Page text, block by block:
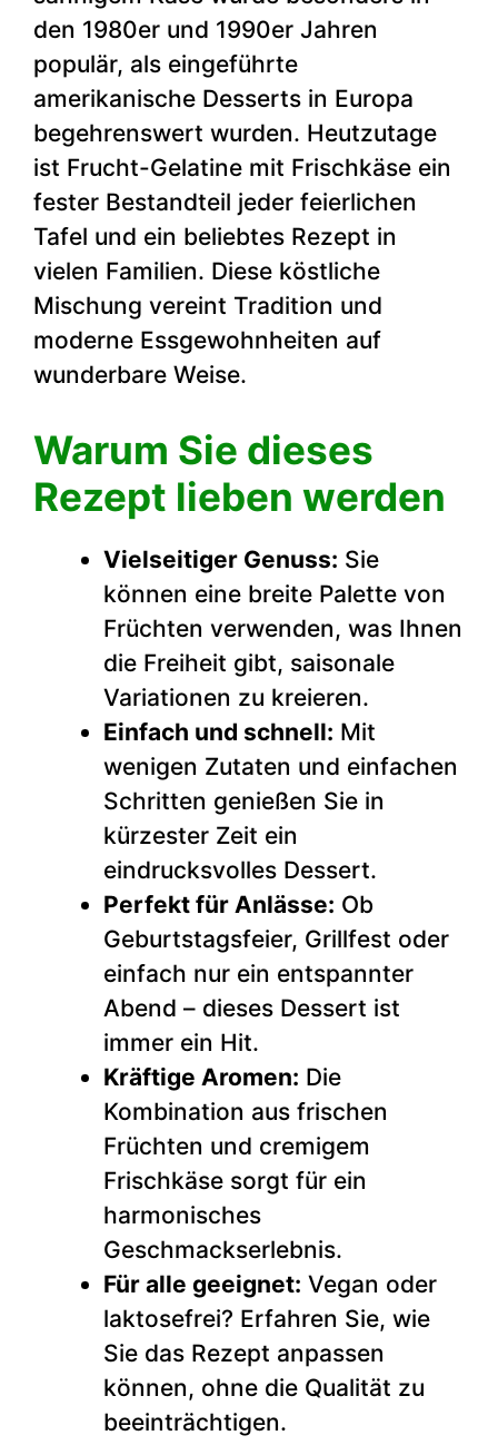
den 1980er und 1990er Jahren
populär, als eingeführte
amerikanische Desserts in Europa
begehrenswert wurden. Heutzutage
ist Frucht-Gelatine mit Frischkäse ein
fester Bestandteil jeder feierlichen
Tafel und ein beliebtes Rezept in
vielen Familien. Diese köstliche
Mischung vereint Tradition und
moderne Essgewohnheiten auf
wunderbare Weise.
Warum Sie dieses
Rezept lieben werden
Vielseitiger Genuss: Sie
können eine breite Palette von
Früchten verwenden, was Ihnen
die Freiheit gibt, saisonale
Variationen zu kreieren.
Einfach und schnell: Mit
wenigen Zutaten und einfachen
Schritten genießen Sie in
kürzester Zeit ein
eindrucksvolles Dessert.
Perfekt für Anlässe: Ob
Geburtstagsfeier, Grillfest oder
einfach nur ein entspannter
Abend – dieses Dessert ist
immer ein Hit.
Kräftige Aromen: Die
Kombination aus frischen
Früchten und cremigem
Frischkäse sorgt für ein
harmonisches
Geschmackserlebnis.
Für alle geeignet: Vegan oder
laktosefrei? Erfahren Sie, wie
Sie das Rezept anpassen
können, ohne die Qualität zu
beeinträchtigen.